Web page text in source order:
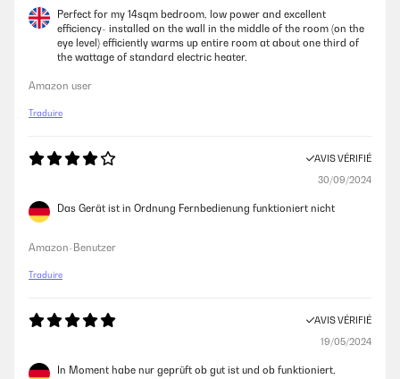
Perfect for my 14sqm bedroom, low power and excellent
efficiency- installed on the wall in the middle of the room (on the
eye level) efficiently warms up entire room at about one third of
the wattage of standard electric heater.
Amazon user
Traduire
AVIS VÉRIFIÉ
30/09/2024
Das Gerät ist in Ordnung Fernbedienung funktioniert nicht
Amazon-Benutzer
Traduire
AVIS VÉRIFIÉ
19/05/2024
In Moment habe nur geprüft ob gut ist und ob funktioniert,